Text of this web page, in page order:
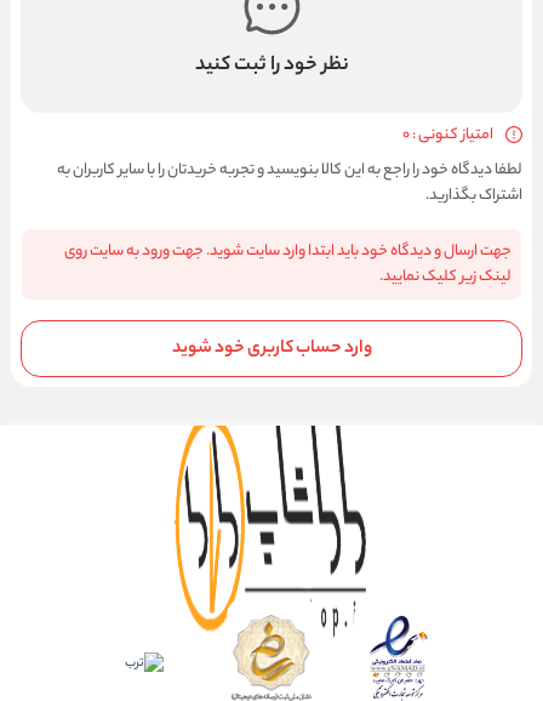
نظر خود را ثبت کنید
امتیاز کنونی : 0
لطفا دیدگاه خود را راجع به این کالا بنویسید و تجربه خریدتان را با سایر کاربران به
اشتراک بگذارید.
جهت ارسال و دیدگاه خود باید ابتدا وارد سایت شوید. جهت ورود به سایت روی
لینک زیر کلیک نمایید.
وارد حساب کاربری خود شوید